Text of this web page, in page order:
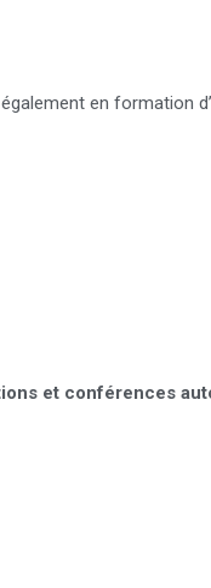
en formation
et conférences